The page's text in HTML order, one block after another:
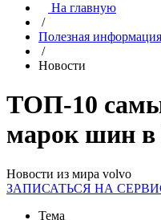
На главную
/
Полезная информация
/
Новости
ТОП-10
марок шин в
Новости из мира volvo
ЗАПИСАТЬСЯ НА
Тема